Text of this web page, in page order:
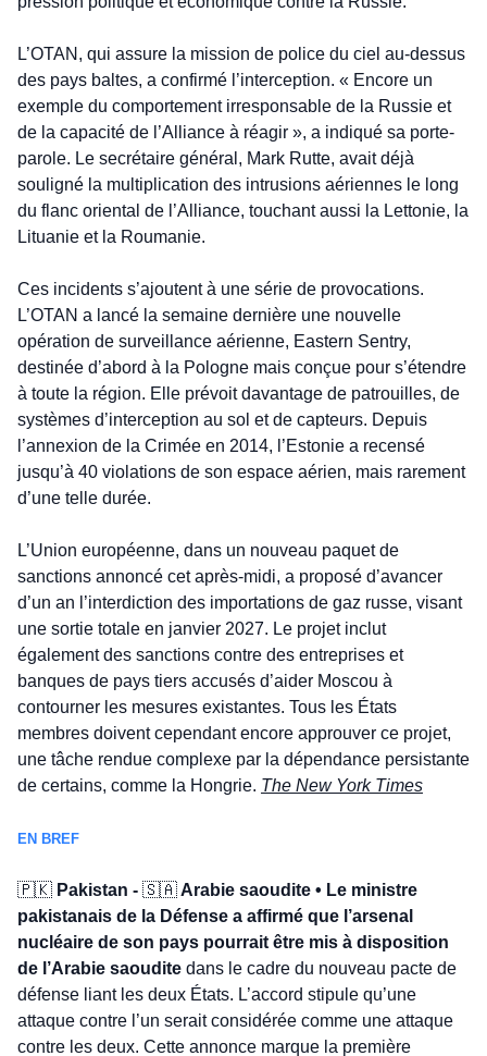
L’OTAN, qui assure la mission de police du ciel au-dessus
des pays baltes, a confirmé l’interception. « Encore un
exemple du comportement irresponsable de la Russie et
de la capacité de l’Alliance à réagir », a indiqué sa porte-
parole. Le secrétaire général, Mark Rutte, avait déjà
souligné la multiplication des intrusions aériennes le long
du flanc oriental de l’Alliance, touchant aussi la Lettonie, la
Lituanie et la Roumanie.
Ces incidents s’ajoutent à une série de provocations.
L’OTAN a lancé la semaine dernière une nouvelle
opération de surveillance aérienne, Eastern Sentry,
destinée d’abord à la Pologne mais conçue pour s’étendre
à toute la région. Elle prévoit davantage de patrouilles, de
systèmes d’interception au sol et de capteurs. Depuis
l’annexion de la Crimée en 2014, l’Estonie a recensé
jusqu’à 40 violations de son espace aérien, mais rarement
d’une telle durée.
L’Union européenne, dans un nouveau paquet de
sanctions annoncé cet après-midi, a proposé d’avancer
d’un an l’interdiction des importations de gaz russe, visant
une sortie totale en janvier 2027. Le projet inclut
également des sanctions contre des entreprises et
banques de pays tiers accusés d’aider Moscou à
contourner les mesures existantes. Tous les États
membres doivent cependant encore approuver ce projet,
une tâche rendue complexe par la dépendance persistante
de certains, comme la Hongrie. The New York Times
EN BREF
🇵🇰 Pakistan - 🇸🇦 Arabie saoudite • Le ministre
pakistanais de la Défense a affirmé que l’arsenal
nucléaire de son pays pourrait être mis à disposition
de l’Arabie saoudite dans le cadre du nouveau pacte de
défense liant les deux États. L’accord stipule qu’une
attaque contre l’un serait considérée comme une attaque
contre les deux. Cette annonce marque la première